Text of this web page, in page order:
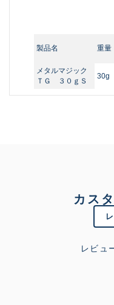
製品名 重量
メタルマジック
ＴＧ ３０ｇＳ
30g
カス
レビュ